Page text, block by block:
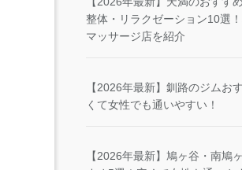
整体・リラクゼーション10選
マッサージ店を紹介
【2026年最新】釧路のジムお
くて女性でも通いやすい！
【2026年最新】鳩ヶ谷・南鳩